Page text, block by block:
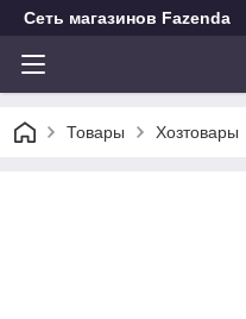
Сеть магазинов Fazenda
Товары Хозтовары